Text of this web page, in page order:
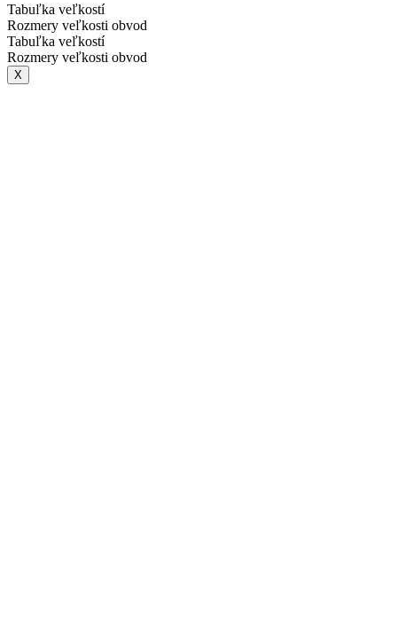
Tabuľka veľkostí
Rozmery veľkosti obvod
Tabuľka veľkostí
Rozmery veľkosti obvod
X